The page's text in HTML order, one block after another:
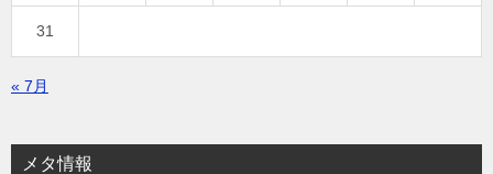
31
« 7月
メタ情報